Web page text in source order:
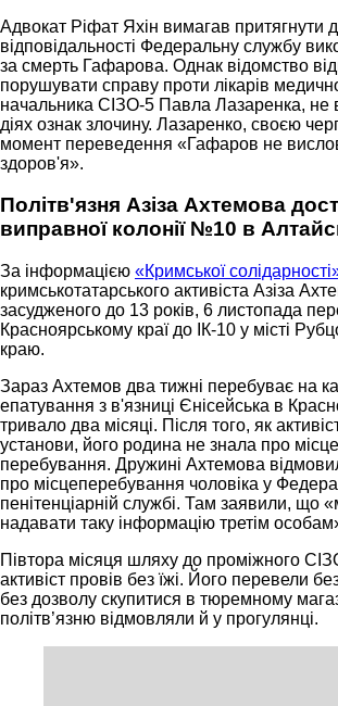
Адвокат Ріфат Яхін вимагав притягнути
відповідальності Федеральну службу
за смерть Гафарова. Однак відомство
порушувати справу проти лікарів
начальника СІЗО-5 Павла Лазаренка, не
діях ознак злочину. Лазаренко, своєю
момент переведення «Гафаров не
здоров'я».
Політв'язня Азіза Ахтемова
виправної колонії №10 в
За інформацією «Кримської
кримськотатарського активіста Азіза
засудженого до 13 років, 6 листопада
Красноярському краї до ІК-10 у місті
краю.
Зараз Ахтемов два тижні перебуває на
епатування з в'язниці Єнісейська в
тривало два місяці. Після того, як
установи, його родина не знала про
перебування. Дружині Ахтемова
про місцеперебування чоловіка у
пенітенціарній службі. Там заявили, що
надавати таку інформацію третім
Півтора місяця шляху до проміжного
активіст провів без їжі. Його перевели
без дозволу скупитися в тюремному
політв’язню відмовляли й у прогулянці.